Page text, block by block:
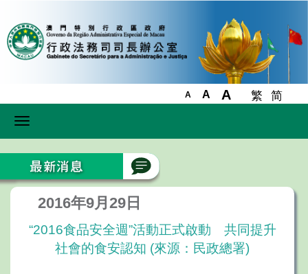
A A A 繁 简
Toggle
2016年9月29日
“2016食品安全週”活動正式啟動 共同提升
社會的食安認知 (來源：民政總署)